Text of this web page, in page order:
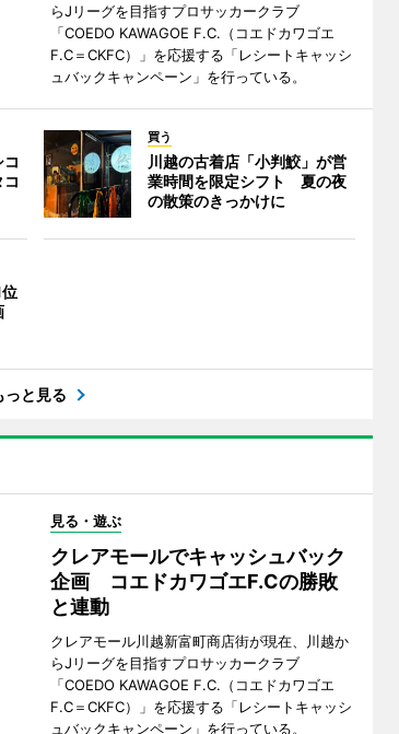
らJリーグを目指すプロサッカークラブ
「COEDO KAWAGOE F.C.（コエドカワゴエ
F.C＝CKFC）」を応援する「レシートキャッシ
ュバックキャンペーン」を行っている。
買う
川越の古着店「小判鮫」が営
業時間を限定シフト 夏の夜
の散策のきっかけに
っと見る
見る・遊ぶ
クレアモールでキャッシュバック
企画 コエドカワゴエF.Cの勝敗
と連動
クレアモール川越新富町商店街が現在、川越か
らJリーグを目指すプロサッカークラブ
「COEDO KAWAGOE F.C.（コエドカワゴエ
F.C＝CKFC）」を応援する「レシートキャッシ
ュバックキャンペーン」を行っている。